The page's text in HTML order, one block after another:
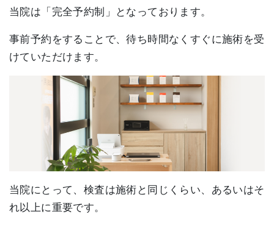
当院は「完全予約制」となっております。
事前予約をすることで、待ち時間なくすぐに施術を受
けていただけます。
当院にとって、検査は施術と同じくらい、あるいはそ
れ以上に重要です。